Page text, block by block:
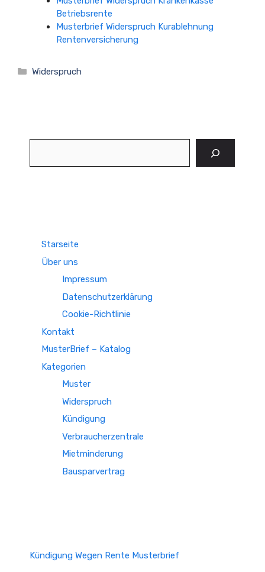
Betriebsrente
Musterbrief Widerspruch Kurablehnung
Rentenversicherung
Kategorien
Widerspruch
Starseite
Über uns
Impressum
Datenschutzerklärung
Cookie-Richtlinie
Kontakt
MusterBrief – Katalog
Kategorien
Muster
Widerspruch
Kündigung
Verbraucherzentrale
Mietminderung
Bausparvertrag
Kündigung Wegen Rente Musterbrief